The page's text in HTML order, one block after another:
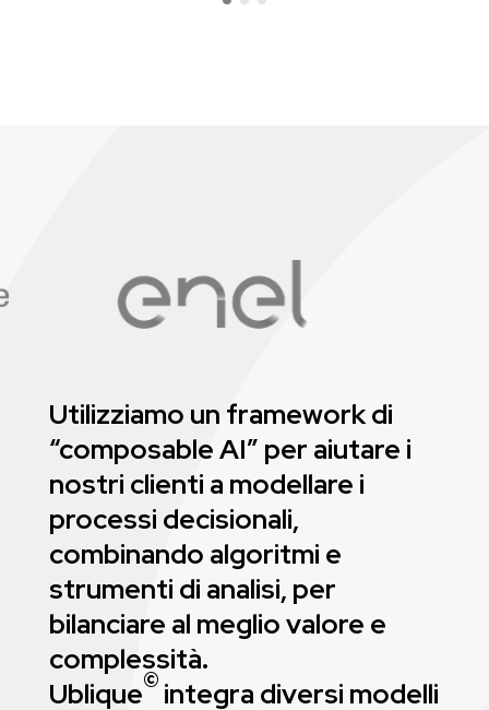
Utilizziamo un framework di
“composable AI” per aiutare i
nostri clienti a modellare i
processi decisionali,
combinando algoritmi e
strumenti di analisi, per
bilanciare al meglio valore e
complessità.
Ublique© integra diversi modelli